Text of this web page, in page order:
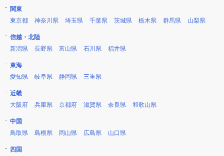
関東
東京都
神奈川県 埼玉県 千葉県 茨城県 栃木県 群馬県 山梨県
信越・北陸
新潟県
長野県 富山県 石川県 福井県
東海
愛知県
岐阜県 静岡県 三重県
近畿
大阪府
兵庫県 京都府 滋賀県 奈良県 和歌山県
中国
鳥取県
島根県 岡山県 広島県 山口県
四国